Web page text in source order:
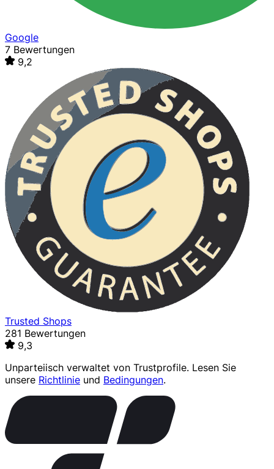
Google
7 Bewertungen
9,2
Trusted Shops
281 Bewertungen
9,3
Unparteiisch verwaltet von Trustprofile. Lesen Sie
unsere Richtlinie und Bedingungen.